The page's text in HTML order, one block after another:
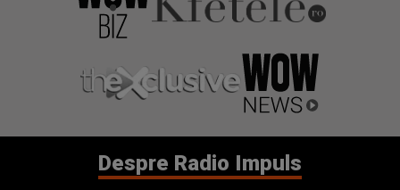
Despre Radio Impuls